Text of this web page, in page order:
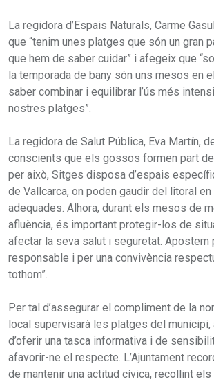
La regidora d’Espais Naturals, Carme
que “tenim unes platges que són un gran
que hem de saber cuidar” i afegeix que
la temporada de bany són uns mesos en
saber combinar i equilibrar l’ús més
nostres platges”.
La regidora de Salut Pública, Eva Martín,
conscients que els gossos formen part
per això, Sitges disposa d’espais
de Vallcarca, on poden gaudir del litoral
adequades. Alhora, durant els mesos de
afluència, és important protegir-los de
afectar la seva salut i seguretat. Apostem
responsable i per una convivència
tothom”.
Per tal d’assegurar el compliment de la
local supervisarà les platges del municipi,
d’oferir una tasca informativa i de
afavorir-ne el respecte. L’Ajuntament
de mantenir una actitud cívica, recollint